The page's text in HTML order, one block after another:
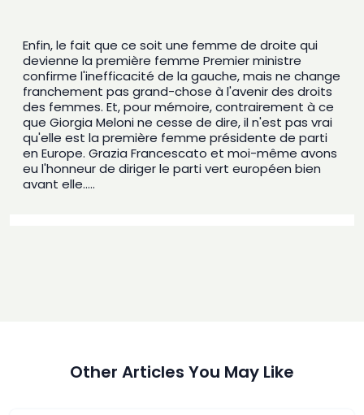
Enfin, le fait que ce soit une femme de droite qui
devienne la première femme Premier ministre
confirme l'inefficacité de la gauche, mais ne change
franchement pas grand-chose à l'avenir des droits
des femmes. Et, pour mémoire, contrairement à ce
que Giorgia Meloni ne cesse de dire, il n'est pas vrai
qu'elle est la première femme présidente de parti
en Europe. Grazia Francescato et moi-même avons
eu l'honneur de diriger le parti vert européen bien
avant elle.....
Other Articles You May Like